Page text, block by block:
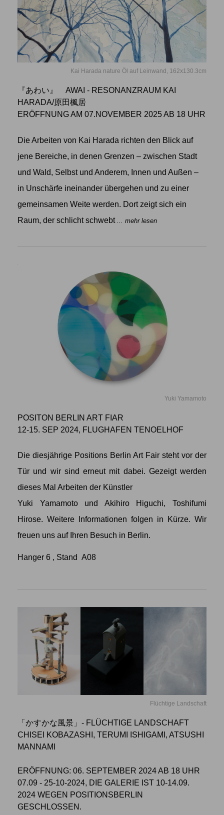
Kai Harada nature Öl auf Leinwand, 162x130.3cm
『あわい』 AWAI - RESONANZRAUM KAI
HARADA/原田楓居
ERÖFFNUNG AM 07.NOVEMBER 2025 AB 18 UHR
Die Arbeiten von Kai Harada richten den Blick auf
jene Bereiche, in denen Grenzen – zwischen Stadt
und Wald, Selbst und Anderem, Innen und Außen –
in Unschärfe ineinander übergehen und zu einer
gemeinsamen Weite werden. Dort zeigt sich ein
Raum, der schlicht schwebt
... mehr lesen
Yuki Yamamoto
POSITON BERLIN ART FIAR
12-15. SEP 2024, FLUGHAFEN TENOELHOF
Die diesjährige Positions Berlin Art Fair steht vor der
Tür und wir sind erneut mit dabei. Gezeigt werden
dieses Mal Arbeiten der Künstler
Yuki Yamamotound Akihiro Higuchi,Toshifumi
Hirose. Weitere Informationen folgen in Kürze. Wir
freuen uns auf Ihren Besuch in Berlin.
Hanger 6 , Stand A08
Flüchtige Landschaft
「かすかな風景」- FLÜCHTIGE LANDSCHAFT
CHISEI KOBAZASHI, TERUMI ISHIGAMI, ATSUSHI
MANNAMI
ERÖFFNUNG: 06. SEPTEMBER 2024 AB 18 UHR
07.09 - 25-10-2024, DIE GALERIE IST 10-14.09.
2024 WEGEN POSITIONSBERLIN
GESCHLOSSEN.